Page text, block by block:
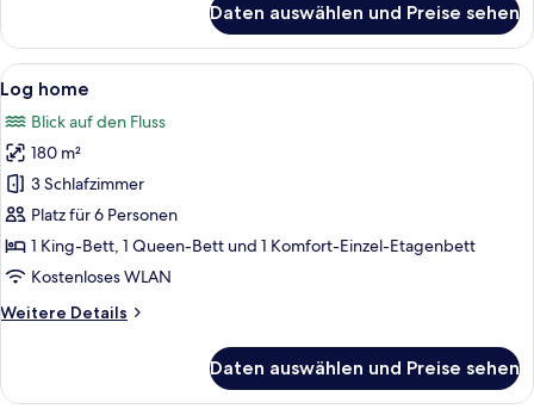
anzeigen
Suite
with
Garden
View
Daten auswählen und Preise sehen
Alle
Fotos
für
Log
home
anzeigen
Ein Schlafzimmer mit Holzboden,
8
Log home
Blick auf den Fluss
180 m²
3 Schlafzimmer
Platz für 6 Personen
1 King-Bett, 1 Queen-Bett und 1 Komfort-Einzel-Etagenbett
Kostenloses WLAN
Weitere Details
Weitere
home
Daten auswählen und Preise sehen